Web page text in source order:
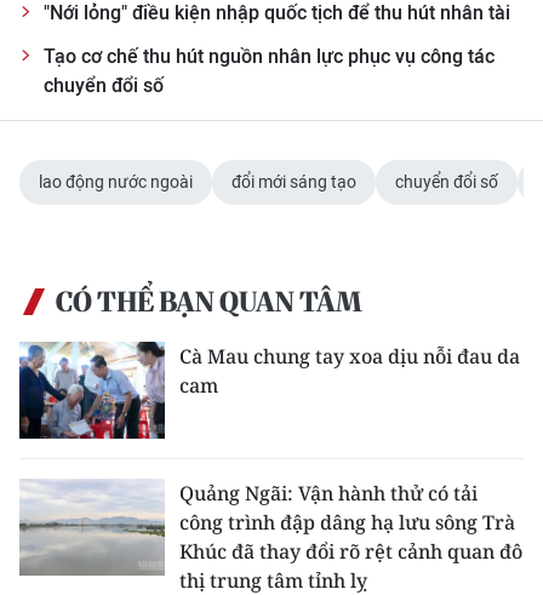
"Nới lỏng" điều kiện nhập quốc tịch để thu hút nhân tài
Tạo cơ chế thu hút nguồn nhân lực phục vụ công tác
chuyển đổi số
lao động nước ngoài đổi mới sáng tạo chuyển đổi số
CÓ THỂ BẠN QUAN TÂM
Cà Mau chung tay xoa dịu nỗi đau da
cam
Quảng Ngãi: Vận hành thử có tải
công trình đập dâng hạ lưu sông Trà
Khúc đã thay đổi rõ rệt cảnh quan đô
thị trung tâm tỉnh lỵ